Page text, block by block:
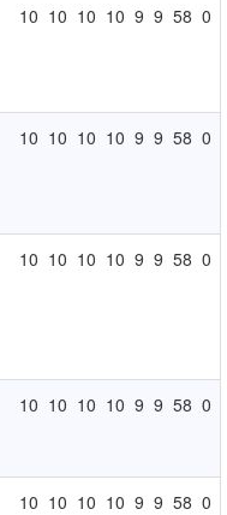
10 10 10 10 9 9 58 0
10 10 10 10 9 9 58 0
10 10 10 10 9 9 58 0
10 10 10 10 9 9 58 0
10 10 10 10 9 9 58 0